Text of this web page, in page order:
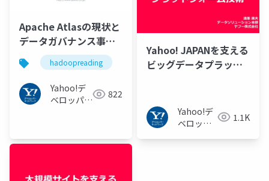
Apache Atlasの現状と
データガバナンス事例
#hadoopreading
hadoopreading
Yahoo!デ
ベロッパー
822
Yahoo! JAPANを支える
ビッグデータプラット
Yahoo!デ
ベロッパ
1.1K